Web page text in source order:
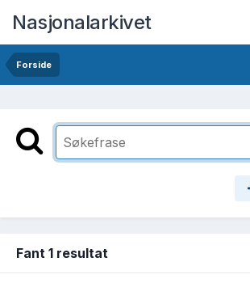
Nasjonalarkivet
Forside
Fant 1 resultat